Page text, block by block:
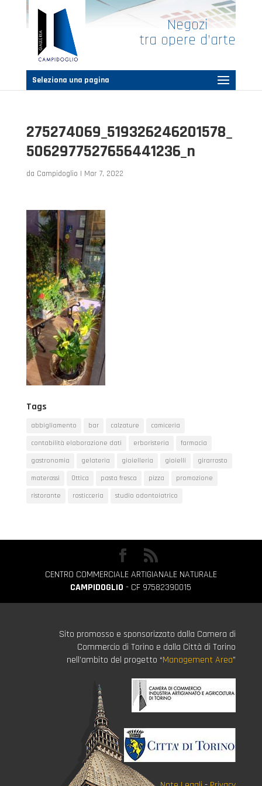
Negozi
tra opere d’arte
Seleziona una pagina
275274069_519326246201578_
5062977527656441236_n
da Campidoglio | Mar 7, 2022
Tags
abbigliamento bar calzature
camiceria
contabilità elaborazione dati
erboristeria
farmacia
gastronomia
gelateria gioielleria gioielli
girarrosto
materassi
Ottica pasta fresca pizza
promozione
ristorante
rosticceria studio odontoiatrico
CENTRO COMMERCIALE ARTIGIANALE NATURALE
CAMPIDOGLIO - CF 97582390015
Sito promosso e sponsorizzato dalla Camera di
Commercio di Torino e dalla Città di Torino
nell’ambito del progetto “Management Area”